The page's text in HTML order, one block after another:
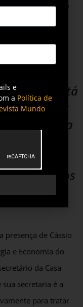
para que
do
Está
todas as
a gente fica
uma vez,
ajudar a
necessários
presença de Cássio
e Economia do
da Casa
secretaria é a
para tratar
e
a Política de
Mundo